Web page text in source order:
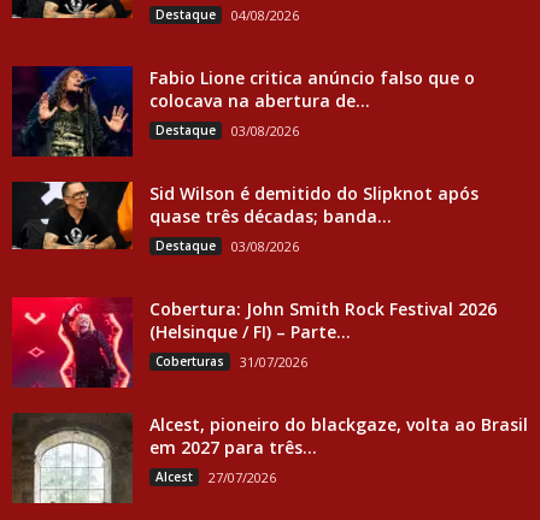
Destaque 04/08/2026
Fabio Lione critica anúncio falso que o
colocava na abertura de...
Destaque 03/08/2026
Sid Wilson é demitido do Slipknot após
quase três décadas; banda...
Destaque 03/08/2026
Cobertura: John Smith Rock Festival 2026
(Helsinque / FI) – Parte...
Coberturas 31/07/2026
Alcest, pioneiro do blackgaze, volta ao Brasil
em 2027 para três...
Alcest 27/07/2026